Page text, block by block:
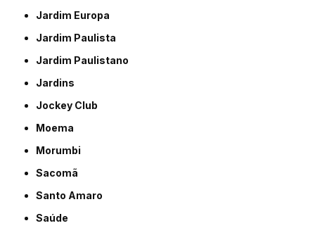
Jardim Europa
Jardim Paulista
Jardim Paulistano
Jardins
Jockey Club
Moema
Morumbi
Sacomã
Santo Amaro
Saúde